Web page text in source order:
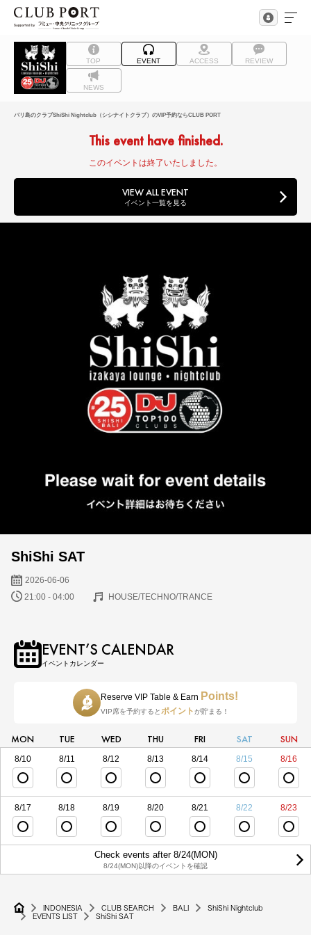
TOP EVENT ACCESS REVIEW
NEWS
バリ島のクラブShiShi Nightclub（シシナイトクラブ）のVIP予約ならCLUB PORT
This event have finished.
このイベントは終了いたしました。
VIEW ALL EVENT
イベント一覧を見る
ShiShi SAT
2026-06-06
21:00 - 04:00 HOUSE/TECHNO/TRANCE
EVENT’S CALENDAR
イベントカレンダー
Reserve VIP Table & Earn Points!
VIP席を予約すると ポイント が貯まる！
MON TUE WED THU FRI SAT SUN
8/10 8/11 8/12 8/13 8/14 8/15 8/16
8/17 8/18 8/19 8/20 8/21 8/22 8/23
Check events after 8/24(MON)
8/24(MON)以降のイベントを確認
INDONESIA CLUB SEARCH BALI
ShiShi Nightclub
EVENTS LIST
ShiShi SAT